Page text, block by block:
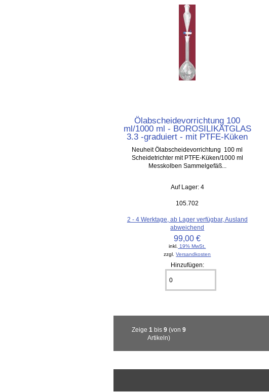
Ölabscheidevorrichtung 100
ml/1000 ml - BOROSILIKATGLAS
3.3 -graduiert - mit PTFE-Küken
Neuheit Ölabscheidevorrichtung 100 ml
Scheidetrichter mit PTFE-Küken/1000 ml
Messkolben Sammelgefäß...
Auf Lager: 4
105.702
2 - 4 Werktage, ab Lager verfügbar, Ausland
abweichend
99,00 €
inkl.
19% MwSt.
zzgl.Versandkosten
Hinzufügen:
Zeige 1 bis 9(von 9
Artikeln)